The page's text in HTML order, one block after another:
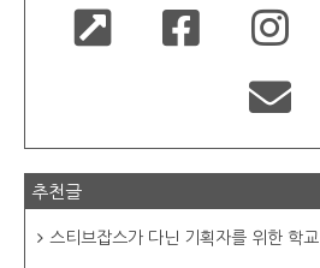
추천글
스티브잡스가 다닌 기획자를 위한 학교